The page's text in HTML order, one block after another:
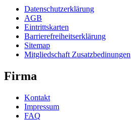
Datenschutzerklärung
AGB
Eintrittskarten
Barrierefreiheitserklärung
Sitemap
Mitgliedschaft Zusatzbedinungen
Firma
Kontakt
Impressum
FAQ